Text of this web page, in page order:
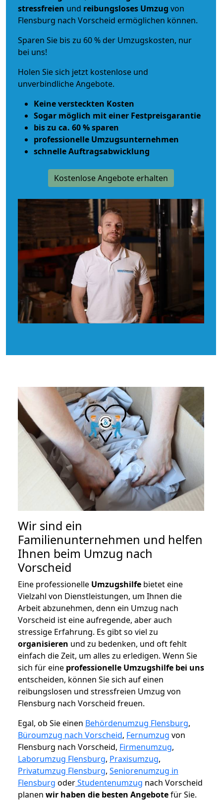
stressfreien und reibungsloses Umzug von
Flensburg nach Vorscheid ermöglichen können.
Sparen Sie bis zu 60 % der Umzugskosten, nur
bei uns!
Holen Sie sich jetzt kostenlose und
unverbindliche Angebote.
Keine versteckten Kosten
Sogar möglich mit einer Festpreisgarantie
bis zu ca. 60 % sparen
professionelle Umzugsunternehmen
schnelle Auftragsabwicklung
Kostenlose Angebote erhalten
Wir sind ein
Familienunternehmen und helfen
Ihnen beim Umzug nach
Vorscheid
Eine professionelle Umzugshilfe bietet eine
Vielzahl von Dienstleistungen, um Ihnen die
Arbeit abzunehmen, denn ein Umzug nach
Vorscheid ist eine aufregende, aber auch
stressige Erfahrung. Es gibt so viel zu
organisieren und zu bedenken, und oft fehlt
einfach die Zeit, um alles zu erledigen. Wenn Sie
sich für eine professionelle Umzugshilfe bei uns
entscheiden, können Sie sich auf einen
reibungslosen und stressfreien Umzug von
Flensburg nach Vorscheid freuen.
Egal, ob Sie einen Behördenumzug Flensburg,
Büroumzug nach Vorscheid, Fernumzug von
Flensburg nach Vorscheid, Firmenumzug,
Laborumzug Flensburg, Praxisumzug,
Privatumzug Flensburg, Seniorenumzug in
Flensburg oderStudentenumzug nach Vorscheid
planen wir haben die besten Angebotefür Sie.